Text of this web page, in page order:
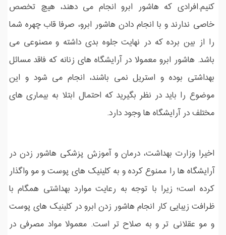
کنیم.افرادی که هاشور ابرو انجام می دهند، هیچ تخصص
خاصی ندارند و با انجام دادن هاشور ابرو، صرفا قاب چهره شما
را از بین برده که در نهایت جلوه بدی داشته و مصنوعی می
باشد. هاشور ابرو معمولا در آرایشگاه های زنانه که فاقد مسائل
بهداشتی بوده و استریل نمی باشند، انجام می شود و این
موضوع را باید در نظر بگیرید که احتمال ابتلا به بیماری های
مختلف در آرایشگاه ها وجود دارد.
اخیرا وزارت بهداشت، درمان و آموزش پزشکی هاشور زدن در
آرایشگاه ها را ممنوع کرده و به کلینیک های پوست و مو واگذار
کرده است؛ زیرا با توجه به رعایت موارد بهداشتی همگام با
ظرافت زیبایی کار انجام هاشور زدن ابرو در کلینیک های پوست
و مو عقلانی تر و به صلاح تر است. معمولا مواد مصرفی در